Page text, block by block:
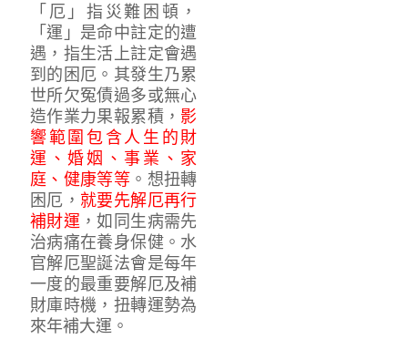
「厄」指災難困頓，
「運」是命中註定的遭
遇，指生活上註定會遇
到的困厄。其發生乃累
世所欠冤債過多或無心
造作業力果報累積， 影
響範圍包含人生的財
運、婚姻、事業、家
庭、健康等等 。想扭轉
困厄， 就要先解厄再行
補財運 ，如同生病需先
治病痛在養身保健。水
官解厄聖誕法會是每年
一度的最重要解厄及補
財庫時機，扭轉運勢為
來年補大運。